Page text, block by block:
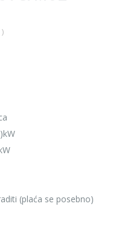
(plaća se posebno)